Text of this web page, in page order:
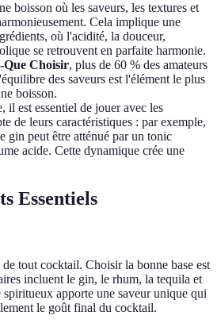
boisson où les saveurs, les textures et
Cela implique une
où l'acidité, la douceur,
se retrouvent en parfaite harmonie.
Choisir, plus de 60 % des amateurs
des saveurs est l'élément le plus
boisson.
il est essentiel de jouer avec les
de leurs caractéristiques : par exemple,
gin peut être atténué par un tonic
acide. Cette dynamique crée une
Essentiels
tout cocktail. Choisir la bonne base est
incluent le gin, le rhum, la tequila et
apporte une saveur unique qui
le goût final du cocktail.